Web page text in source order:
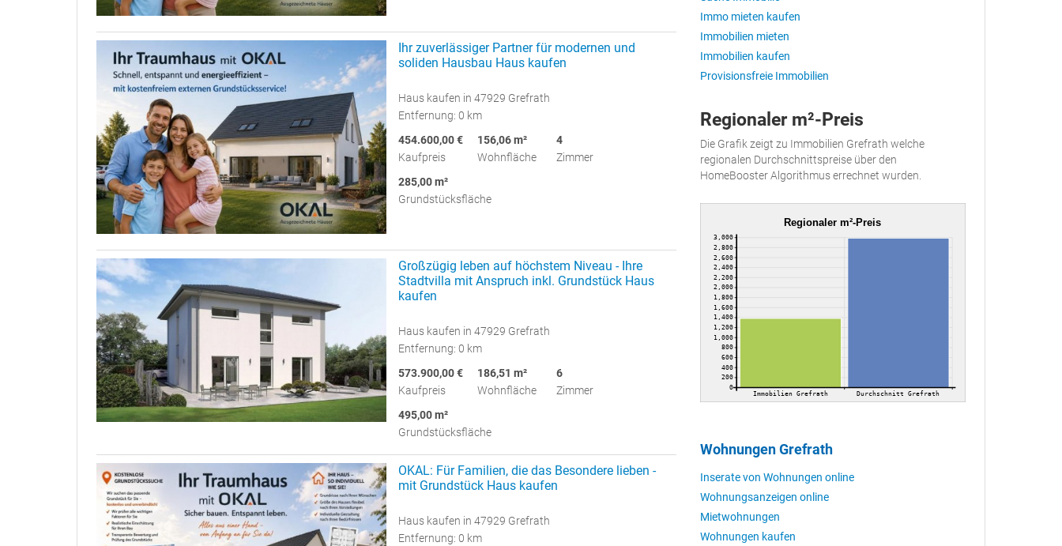
Ihr zuverlässiger Partner für modernen und
soliden Hausbau Haus kaufen
Haus kaufen in 47929 Grefrath
Entfernung: 0 km
454.600,00 €
Kaufpreis
156,06 m²
Wohnfläche
4
Zimmer
285,00 m²
Grundstücksfläche
Großzügig leben auf höchstem Niveau - Ihre
Stadtvilla mit Anspruch inkl. Grundstück Haus
kaufen
Haus kaufen in 47929 Grefrath
Entfernung: 0 km
573.900,00 €
Kaufpreis
186,51 m²
Wohnfläche
6
Zimmer
495,00 m²
Grundstücksfläche
OKAL: Für Familien, die das Besondere lieben -
mit Grundstück Haus kaufen
Haus kaufen in 47929 Grefrath
Entfernung: 0 km
Immo mieten kaufen
Immobilien mieten
Immobilien kaufen
Provisionsfreie Immobilien
Regionaler m²-Preis
Die Grafik zeigt zu Immobilien Grefrath welche
regionalen Durchschnittspreise über den
HomeBooster Algorithmus errechnet wurden.
Regionaler m²-Preis
0
200
400
600
800
1,000
1,200
1,400
1,600
1,800
2,000
2,200
2,400
2,600
2,800
3,000
Immobilien Grefrath Durchschnitt Grefrath
Wohnungen Grefrath
Inserate von Wohnungen online
Wohnungsanzeigen online
Mietwohnungen
Wohnungen kaufen